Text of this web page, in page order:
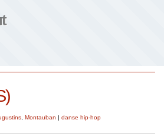
Montauban | danse hip-hop